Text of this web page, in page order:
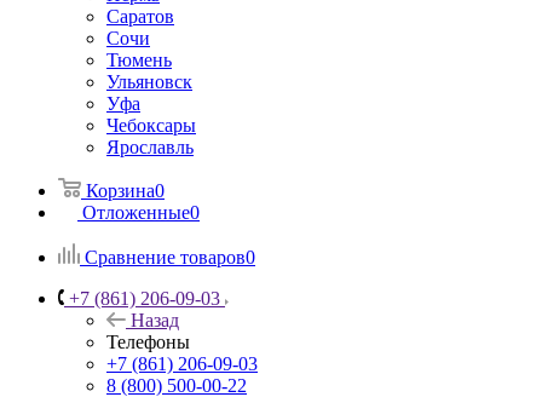
Саратов
Сочи
Тюмень
Ульяновск
Уфа
Чебоксары
Ярославль
Корзина0
Отложенные0
Сравнение товаров0
+7 (861) 206-09-03
Назад
Телефоны
+7 (861) 206-09-03
8 (800) 500-00-22